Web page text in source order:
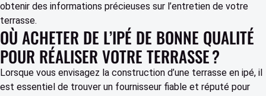
obtenir des informations précieuses sur l’entretien de votre
terrasse.
OÙ ACHETER DE L’IPÉ DE BONNE QUALITÉ
POUR RÉALISER VOTRE TERRASSE ?
Lorsque vous envisagez la construction d’une terrasse en ipé, il
est essentiel de trouver un fournisseur fiable et réputé pour